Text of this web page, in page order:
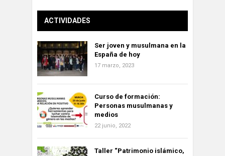
ACTIVIDADES
Ser joven y musulmana en la
España de hoy
17 marzo, 2023
Curso de formación:
Personas musulmanas y
medios
22 junio, 2022
Taller “Patrimonio islámico,